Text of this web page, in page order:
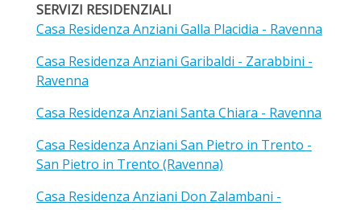
SERVIZI RESIDENZIALI
Casa Residenza Anziani Galla Placidia - Ravenna
Casa Residenza Anziani Garibaldi - Zarabbini -
Ravenna
Casa Residenza Anziani Santa Chiara - Ravenna
Casa Residenza Anziani San Pietro in Trento -
San Pietro in Trento (Ravenna)
Casa Residenza Anziani Don Zalambani -